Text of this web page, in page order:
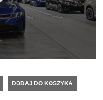
DODAJ DO KOSZYKA